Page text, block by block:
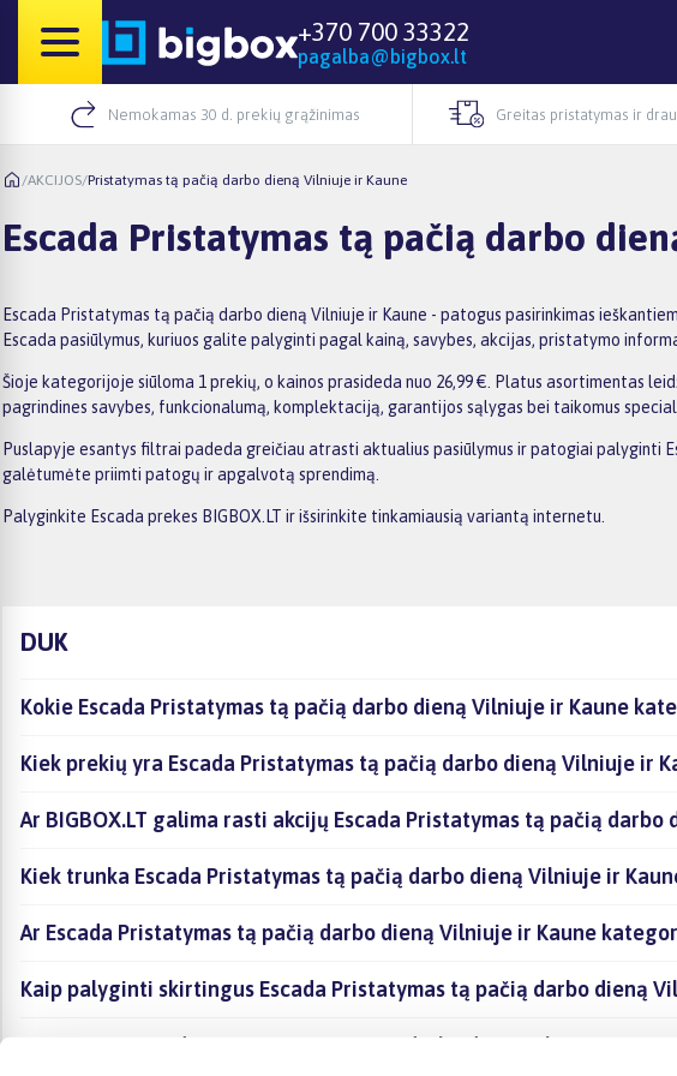
+370 700 33322
pagalba@bigbox.lt
Nemokamas 30 d. prekių grąžinimas Greitas pristatymas ir
/AKCIJOS/Pristatymas tą pačią darbo dieną Vilniuje ir Kaune
Escada Pristatymas tą pačią darbo
Escada Pristatymas tą pačią darbo dieną Vilniuje ir Kaune - patogus pasirinkimas
Escada pasiūlymus, kuriuos galite palyginti pagal kainą, savybes, akcijas, pristatymo
Šioje kategorijoje siūloma 1 prekių, o kainos prasideda nuo 26,99 €. Platus asortimentas
pagrindines savybes, funkcionalumą, komplektaciją, garantijos sąlygas bei taikomus
Puslapyje esantys filtrai padeda greičiau atrasti aktualius pasiūlymus ir patogiai palyginti
galėtumėte priimti patogų ir apgalvotą sprendimą.
Palyginkite Escada prekes BIGBOX.LT ir išsirinkite tinkamiausią variantą internetu.
DUK
Kokie Escada Pristatymas tą pačią darbo dieną Vilniuje ir Kaune
Kiek prekių yra Escada Pristatymas tą pačią darbo dieną Vilniuje ir
Ar BIGBOX.LT galima rasti akcijų Escada Pristatymas tą pačią
Kiek trunka Escada Pristatymas tą pačią darbo dieną Vilniuje ir
Ar Escada Pristatymas tą pačią darbo dieną Vilniuje ir Kaune
Kaip palyginti skirtingus Escada Pristatymas tą pačią darbo dieną
Kaip įsigyti Escada Pristatymas tą pačią darbo dieną Vilniuje ir